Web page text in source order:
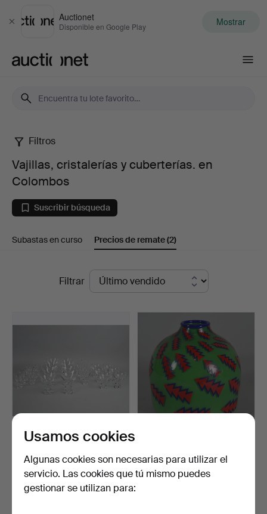
Cerrar
Auctionet
Disponible en Google Play Mostrar
Vajillas,
cristalerías
cuberterías.
Colombos
Filtros
Vajillas, cristalerías y cuberterías. en
Colombos
Suscribir búsqueda
Subastas en curso Precios de remate(2)
remate
Filtrar
TAPIO WIRKKALA. GAFAS
SERIE TAPIO PARA IIT…
Subastado 1 sep 2018
1 puja
162 USD
FLORERO.
Subastado 27 jun 2016
3 pujas
Usamos cookies
Algunas cookies son necesarias para utilizar el
servicio. Las cookies que tú mismo puedes
gestionar se utilizan para: